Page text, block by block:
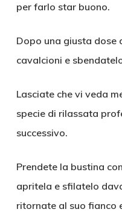
per farlo star buono.
Dopo una giusta dose
cavalcioni e
Lasciate che vi veda
specie di rilassata
successivo.
Prendete la bustina
apritela e sfilatelo
ritornate al suo fianco